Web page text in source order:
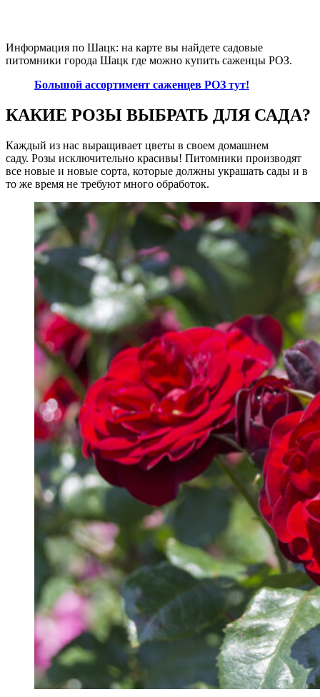
Информация по Шацк: на карте вы найдете садовые
питомники города Шацк где можно купить саженцы РОЗ.
Большой ассортимент саженцев РОЗ тут!
КАКИЕ РОЗЫ ВЫБРАТЬ ДЛЯ САДА?
Каждый из нас выращивает цветы в своем домашнем
саду. Розы исключительно красивы! Питомники производят
все новые и новые сорта, которые должны украшать сады и в
то же время не требуют много обработок.